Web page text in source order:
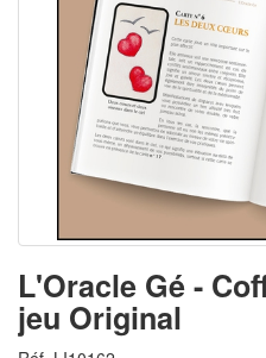
L'Oracle Gé -
jeu Original